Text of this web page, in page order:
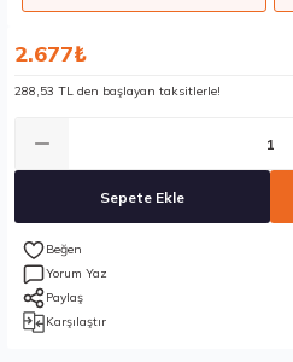
2.677₺
288,53 TL den başlayan taksitlerle!
Sepete Ekle
Yorum Yaz
Paylaş
Karşılaştır